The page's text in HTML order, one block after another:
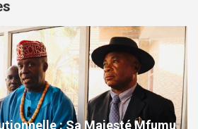
: Sa Majesté Mfumu